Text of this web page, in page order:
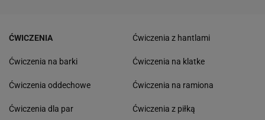
ĆWICZENIA
Ćwiczenia na barki
Ćwiczenia oddechowe
Ćwiczenia dla par
Ćwiczenia z hantlami
Ćwiczenia na klatke
Ćwiczenia na ramiona
Ćwiczenia z piłką